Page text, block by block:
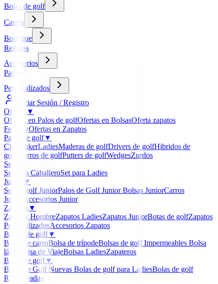
Bolas de golf
Carros
Boutique
Regalos
Accesorios
Packs
Personalizados
Iniciar Sesión / Registro
Ofertas▼
Ofertas en Palos de golfOfertas en BolsasOferta zapatos
FootJoyOfertas en Zapatos
Palos de golf▼
ClubmakerLadiesMaderas de golfDrivers de golfHibridos de
golf
Hierros de golfPutters de golfWedgesZurdos
Sets
Set para CaballeroSet para Ladies
Junior
▼
Set de golf JuniorPalos de Golf JuniorBolsas JuniorCarros
Junior
Accesorios Junior
Zapatos▼
Zapatos HombreZapatos LadiesZapatos JuniorBotas de golfZapatos
PersonalizadosAccesorios Zapatos
Bolsas de golf▼
Bolsa de carroBolsa de trípodeBolsas de golf Impermeables Bolsa
lápiz
Bolsa de ViajeBolsas LadiesZapateros
Bolas de golf▼
Bolas de Golf Nuevas Bolas de golf para LadiesBolas de golf
Recuperadas